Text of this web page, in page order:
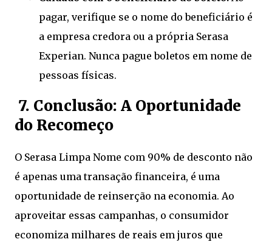
pagar, verifique se o nome do beneficiário é
a empresa credora ou a própria Serasa
Experian. Nunca pague boletos em nome de
pessoas físicas.
7. Conclusão: A Oportunidade
do Recomeço
O Serasa Limpa Nome com 90% de desconto não
é apenas uma transação financeira, é uma
oportunidade de reinserção na economia. Ao
aproveitar essas campanhas, o consumidor
economiza milhares de reais em juros que